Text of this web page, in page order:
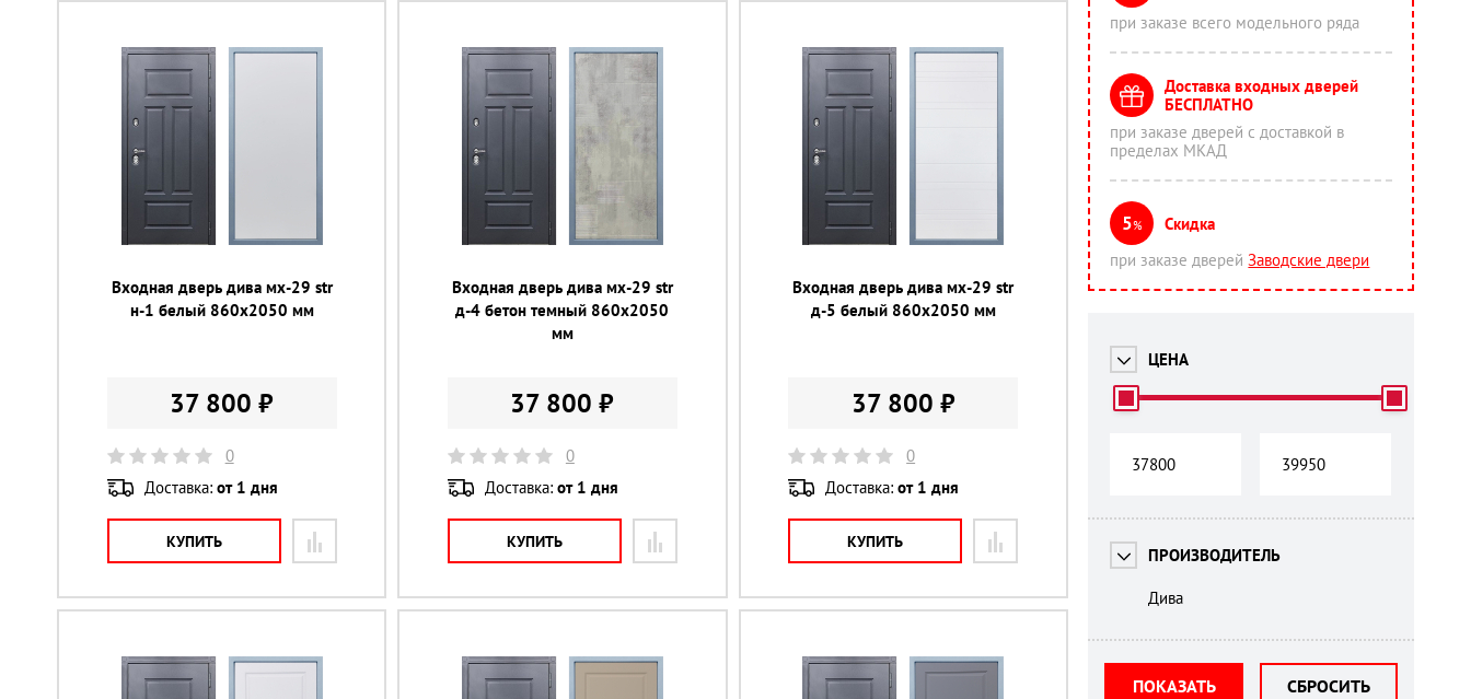
Входная дверь дива мх-29 str
н-1 белый 860х2050 мм
37 800 ₽
0
Доставка: от 1 дня
КУПИТЬ
Входная дверь дива мх-29 str
д-4 бетон темный 860х2050
мм
37 800 ₽
0
Доставка: от 1 дня
КУПИТЬ
Входная дверь дива мх-29 str
д-5 белый 860х2050 мм
37 800 ₽
0
Доставка:от 1 дня
КУПИТЬ
при заказе всего модельного ряда
Доставка входных дверей
БЕСПЛАТНО
при заказе дверей с доставкой в
пределах МКАД
5%
Скидка
при заказе дверейЗаводские двери
ЦЕНА
ПРОИЗВОДИТЕЛЬ
Дива
ПОКАЗАТЬ СБРОСИТЬ